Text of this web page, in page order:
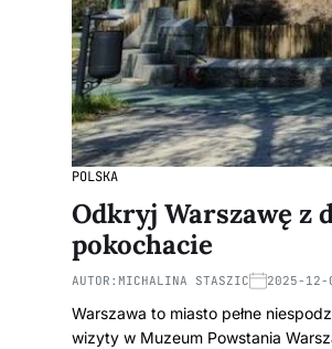
POLSKA
Odkryj Warszawę z
pokochacie
AUTOR: MICHALINA STASZIC 2025-12-
Warszawa to miasto pełne
wizyty w Muzeum Powstania